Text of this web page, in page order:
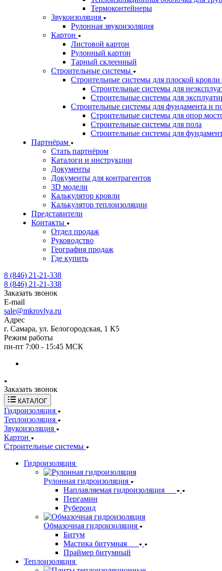
Термоконтейнеры
Звукоизоляция
Рулонная звукоизоляция
Картон
Листовой картон
Рулонный картон
Тарный склеенный
Строительные системы
Строительные системы для плоской кровли
Строительные системы для
Строительные системы для
Строительные системы для фундамента и
Строительные системы для опор
Строительные системы для пола
Строительные системы для
Партнёрам
Стать партнёром
Каталоги и инструкции
Документы
Документы для контрагентов
3D модели
Калькулятор кровли
Калькулятор теплоизоляции
Представители
Контакты
Отдел продаж
Руководство
География продаж
Где купить
8 (846) 21-21-338
8 (846) 21-21-338
Заказать звонок
E-mail
sale@mkrovlya.ru
Адрес
г. Самара, ул. Белогородская, 1 К5
Режим работы
пн-пт 7:00 - 15:45 МСК
Заказать звонок
КАТАЛОГ
Гидроизоляция
Теплоизоляция
Звукоизоляция
Картон
Строительные системы
Гидроизоляция
Рулонная гидроизоляция
Наплавляемая гидроизоляция
Пергамин
Рубероид
Обмазочная гидроизоляция
Битум
Мастика битумная
Праймер битумный
Теплоизоляция